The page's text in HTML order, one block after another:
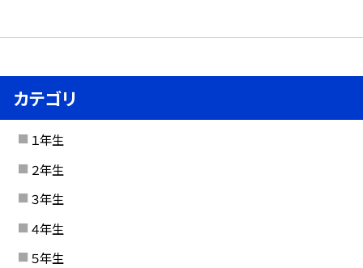
カテゴリ
１年生
２年生
３年生
４年生
５年生